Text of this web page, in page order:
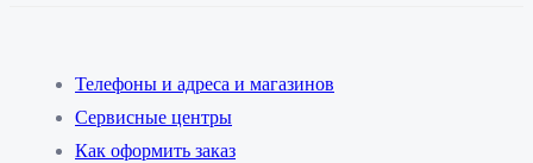
Телефоны и адреса и магазинов
Сервисные центры
Как оформить заказ